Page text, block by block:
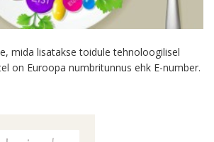
mida lisatakse toidule tehnoloogilisel
on Euroopa numbritunnus ehk E-number.